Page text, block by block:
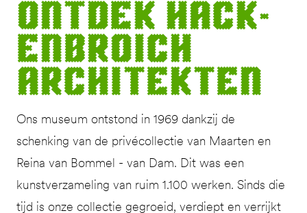
Ont­dek Hack­
en­broich
architekten
Ons museum ontstond in 1969 dankzij de
schenking van de privécollectie van Maarten en
Reina van Bommel - van Dam. Dit was een
kunstverzameling van ruim 1.100 werken. Sinds die
tijd is onze collectie gegroeid, verdiept en verrijkt